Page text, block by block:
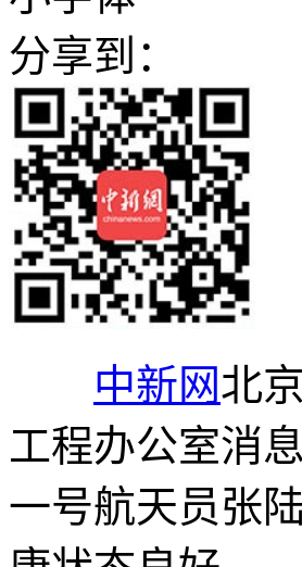
分享到：
中新网北
工程办公室消
一号航天员张